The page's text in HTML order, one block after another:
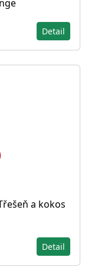
Detail
a kokos
Detail